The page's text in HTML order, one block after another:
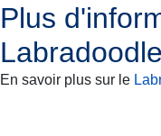
Plus
Labradoodle
En savoir plus sur le